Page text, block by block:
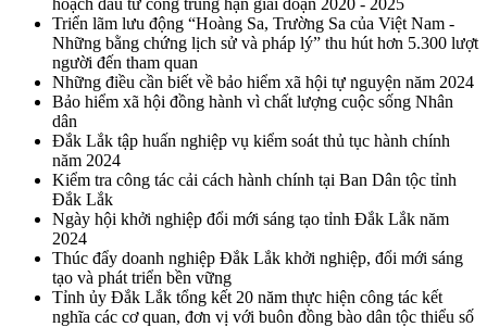
hoạch đầu tư công trung hạn giai đoạn 2020 - 2025
Triển lãm lưu động “Hoàng Sa, Trường Sa của Việt Nam -
Những bằng chứng lịch sử và pháp lý” thu hút hơn 5.300 lượt
người đến tham quan
Những điều cần biết về bảo hiểm xã hội tự nguyện năm 2024
Bảo hiểm xã hội đồng hành vì chất lượng cuộc sống Nhân
dân
Đắk Lắk tập huấn nghiệp vụ kiểm soát thủ tục hành chính
năm 2024
Kiểm tra công tác cải cách hành chính tại Ban Dân tộc tỉnh
Đắk Lắk
Ngày hội khởi nghiệp đổi mới sáng tạo tỉnh Đắk Lắk năm
2024
Thúc đẩy doanh nghiệp Đắk Lắk khởi nghiệp, đổi mới sáng
tạo và phát triển bền vững
Tỉnh ủy Đắk Lắk tổng kết 20 năm thực hiện công tác kết
nghĩa các cơ quan, đơn vị với buôn đồng bào dân tộc thiểu số